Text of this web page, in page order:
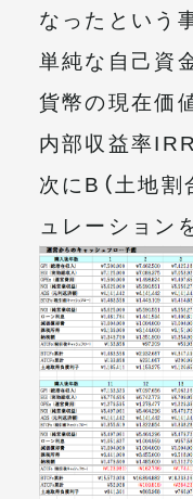
なったという
単純な自己資
貨幣の現在価
内部収益率
次にB（土地割
ュレーション